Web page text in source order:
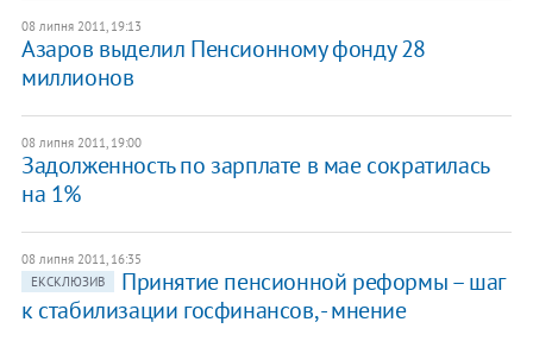
08 липня 2011, 19:13
Азаров выделил Пенсионному фонду 28
миллионов
08 липня 2011, 19:00
Задолженность по зарплате в мае сократилась
на 1%
08 липня 2011, 16:35
ЕКСКЛЮЗИВ
Принятие пенсионной реформы – шаг
к стабилизации госфинансов, - мнение